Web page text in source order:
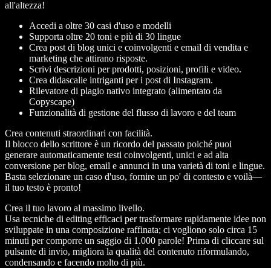
all'altezza!
Accedi a oltre 30 casi d'uso e modelli
Supporta oltre 20 toni e più di 30 lingue
Crea post di blog unici e coinvolgenti e email di vendita e
marketing che attirano risposte.
Scrivi descrizioni per prodotti, posizioni, profili e video.
Crea didascalie intriganti per i post di Instagram.
Rilevatore di plagio nativo integrato (alimentato da
Copyscape)
Funzionalità di gestione del flusso di lavoro e del team
Crea contenuti straordinari con facilità.
Il blocco dello scrittore è un ricordo del passato poiché puoi
generare automaticamente testi coinvolgenti, unici e ad alta
conversione per blog, email e annunci in una varietà di toni e lingue.
Basta selezionare un caso d'uso, fornire un po' di contesto e voilà—
il tuo testo è pronto!
Crea il tuo lavoro al massimo livello.
Usa tecniche di editing efficaci per trasformare rapidamente idee non
sviluppate in una composizione raffinata; ci vogliono solo circa 15
minuti per comporre un saggio di 1.000 parole! Prima di cliccare sul
pulsante di invio, migliora la qualità del contenuto riformulando,
condensando e facendo molto di più.